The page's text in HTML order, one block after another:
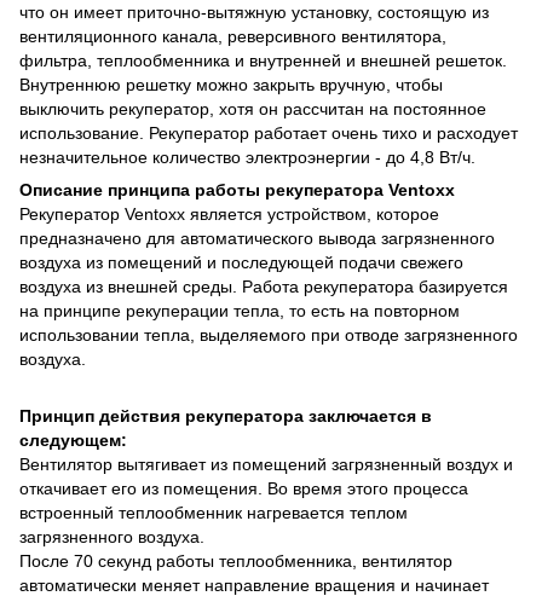
что он имеет приточно-вытяжную установку, состоящую из
вентиляционного канала, реверсивного вентилятора,
фильтра, теплообменника и внутренней и внешней решеток.
Внутреннюю решетку можно закрыть вручную, чтобы
выключить рекуператор, хотя он рассчитан на постоянное
использование. Рекуператор работает очень тихо и расходует
незначительное количество электроэнергии - до 4,8 Вт/ч.
Описание принципа работы рекуператора Ventoxx
Рекуператор Ventoxx является устройством, которое
предназначено для автоматического вывода загрязненного
воздуха из помещений и последующей подачи свежего
воздуха из внешней среды. Работа рекуператора базируется
на принципе рекуперации тепла, то есть на повторном
использовании тепла, выделяемого при отводе загрязненного
воздуха.
Принцип действия рекуператора заключается в
следующем:
Вентилятор вытягивает из помещений загрязненный воздух и
откачивает его из помещения. Во время этого процесса
встроенный теплообменник нагревается теплом
загрязненного воздуха.
После 70 секунд работы теплообменника, вентилятор
автоматически меняет направление вращения и начинает